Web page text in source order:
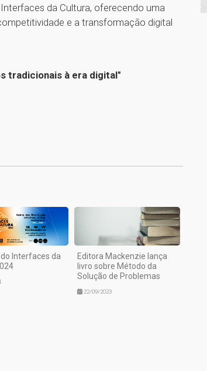
da Cultura, oferecendo uma
e a transformação digital
tradicionais à era digital"
Interfaces da
Editora Mackenzie lança
livro sobre Método da
Solução de Problemas
22/09/2023